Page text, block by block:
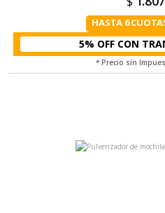
HASTA 6
5% OFF CON
* Precio sin